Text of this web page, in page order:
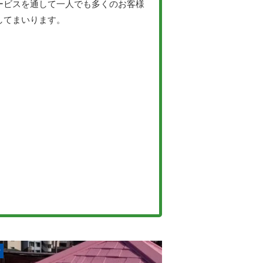
スを通して一人でも多くのお客様
まいります。